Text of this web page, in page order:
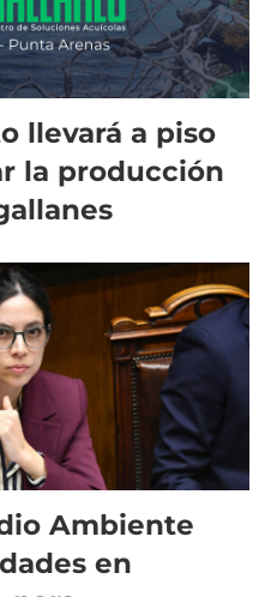
llevará a piso
la producción
Ambiente
en